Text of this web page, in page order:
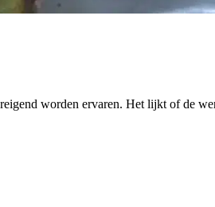
worden ervaren. Het lijkt of de